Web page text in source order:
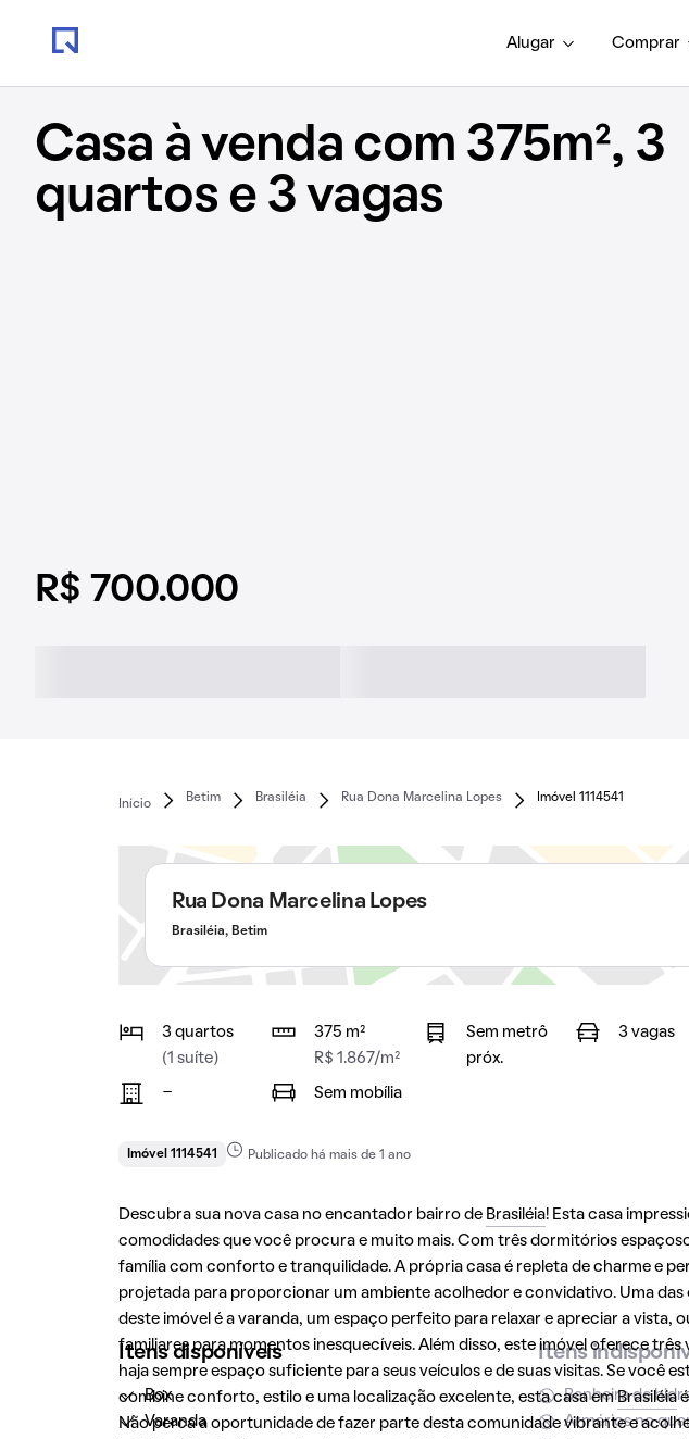
Alugar Comprar
Casa à venda com 375m², 3
quartos e 3 vagas
R$ 700.000
Início
Betim Brasiléia Rua Dona Marcelina Lopes Imóvel 1114541
Rua Dona Marcelina Lopes
Brasiléia, Betim
3 quartos
(1 suíte)
375 m²
R$ 1.867/m²
Sem metrô
próx.
3 vagas
- Sem mobília
Imóvel 1114541 Publicado há mais de 1 ano
Descubra sua nova casa no encantador bairro de Brasiléia! Esta casa
comodidades que você procura e muito mais. Com três dormitórios
família com conforto e tranquilidade. A própria casa é repleta de charme e
projetada para proporcionar um ambiente acolhedor e convidativo. Uma
deste imóvel é a varanda, um espaço perfeito para relaxar e apreciar a vista,
familiares para momentos inesquecíveis. Além disso, este imóvel oferece
haja sempre espaço suficiente para seus veículos e de suas visitas. Se você
combine conforto, estilo e uma localização excelente, esta casa emBrasiléiaé
Não perca a oportunidade de fazer parte desta comunidade vibrante e
Itens disponíveis
Box
Varanda
Itens
Banheira de
Armários no